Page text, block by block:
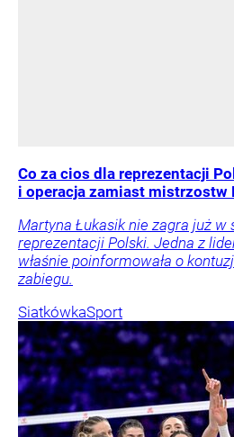
Co za cios dla reprezentacji
i operacja zamiast mistrzostw
Martyna Łukasik nie zagra już w
reprezentacji Polski. Jedna z
właśnie poinformowała o
zabiegu.
SiatkówkaSport